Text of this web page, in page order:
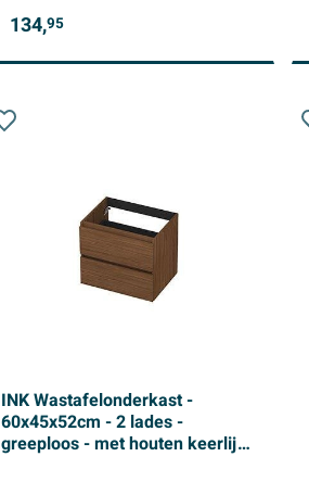
134,95
INK Wastafelonderkast -
60x45x52cm - 2 lades -
greeploos - met houten keerlijst